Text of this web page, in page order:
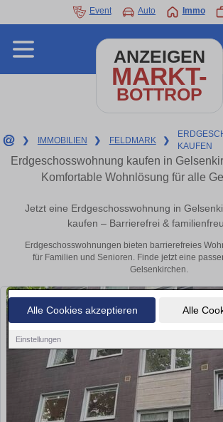
Alle Cookies akzeptieren Alle
Einstellungen
Event Auto Immo
ANZEIGEN
MARKT-
BOTTROP
❯ IMMOBILIEN ❯ FELDMARK ❯
KAUFEN
Erdgeschosswohnung kaufen in
Komfortable Wohnlösung für alle
Jetzt eine Erdgeschosswohnung in
kaufen – Barrierefrei &
Erdgeschosswohnungen bieten barrierefreies
für Familien und Senioren. Finde jetzt eine
Gelsenkirchen.